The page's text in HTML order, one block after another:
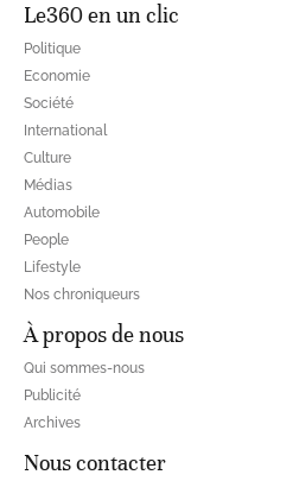
Le360 en un clic
Politique
Economie
Société
International
Culture
Médias
Automobile
People
Lifestyle
Nos chroniqueurs
À propos de nous
Qui sommes-nous
Publicité
Archives
Nous contacter